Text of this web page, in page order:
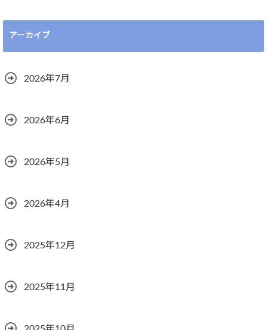
アーカイブ
2026年7月
2026年6月
2026年5月
2026年4月
2025年12月
2025年11月